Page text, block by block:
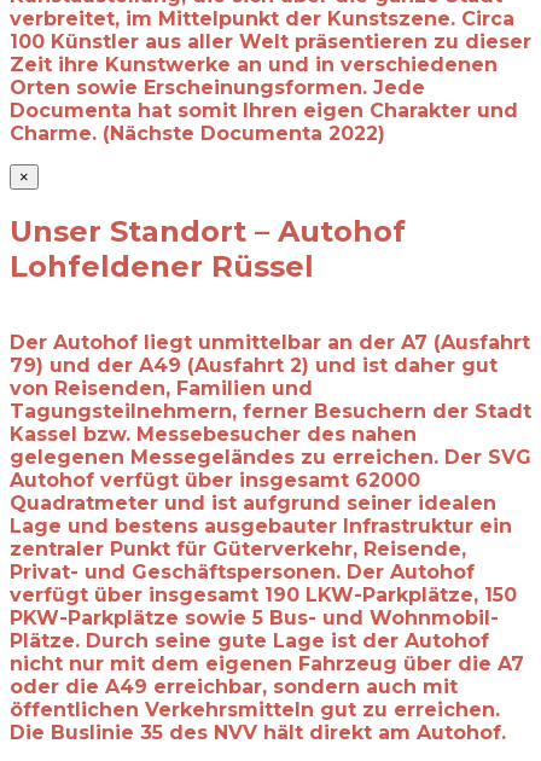
verbreitet, im Mittelpunkt der Kunstszene. Circa
100 Künstler aus aller Welt präsentieren zu dieser
Zeit ihre Kunstwerke an und in verschiedenen
Orten sowie Erscheinungsformen. Jede
Documenta hat somit Ihren eigen Charakter und
Charme. (Nächste Documenta 2022)
×
Unser Standort – Autohof
Lohfeldener Rüssel
Der Autohof liegt unmittelbar an der A7 (Ausfahrt
79) und der A49 (Ausfahrt 2) und ist daher gut
von Reisenden, Familien und
Tagungsteilnehmern, ferner Besuchern der Stadt
Kassel bzw. Messebesucher des nahen
gelegenen Messegeländes zu erreichen. Der SVG
Autohof verfügt über insgesamt 62000
Quadratmeter und ist aufgrund seiner idealen
Lage und bestens ausgebauter Infrastruktur ein
zentraler Punkt für Güterverkehr, Reisende,
Privat- und Geschäftspersonen. Der Autohof
verfügt über insgesamt 190 LKW-Parkplätze, 150
PKW-Parkplätze sowie 5 Bus- und Wohnmobil-
Plätze. Durch seine gute Lage ist der Autohof
nicht nur mit dem eigenen Fahrzeug über die A7
oder die A49 erreichbar, sondern auch mit
öffentlichen Verkehrsmitteln gut zu erreichen.
Die Buslinie 35 des NVV hält direkt am Autohof.